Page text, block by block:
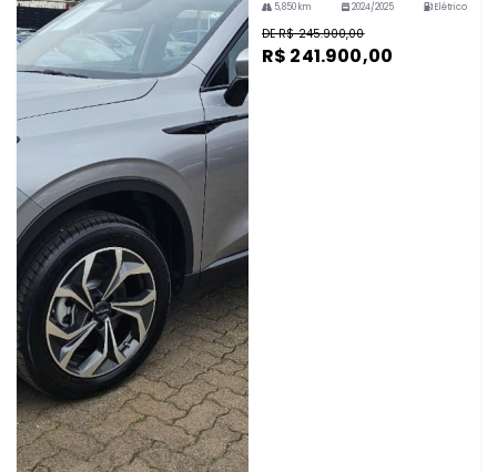
5,850 km 2024/2025 Elétrico
DE R$ 245.900,00
R$ 241.900,00